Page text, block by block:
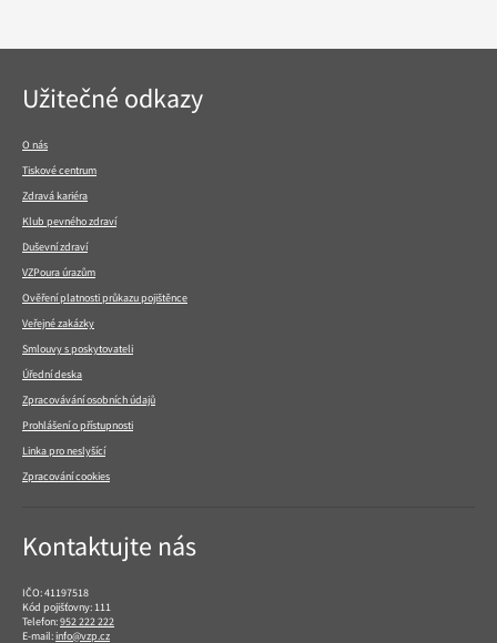
Navigace
v
Užitečné odkazy
O nás
Tiskové centrum
Zdravá kariéra
Klub pevného zdraví
Duševní zdraví
VZPoura úrazům
Ověření platnosti průkazu pojištěnce
Veřejné zakázky
Smlouvy s poskytovateli
Úřední deska
Zpracovávání osobních údajů
Prohlášení o přístupnosti
Linka pro neslyšící
Zpracování cookies
Kontaktujte nás
IČO: 41197518
Kód pojišťovny: 111
Telefon:952 222 222
E-mail:info@vzp.cz